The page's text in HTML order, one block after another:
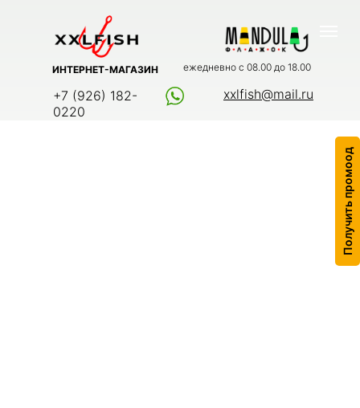
ежедневно с 08.00 до 18.00
xxlfish@mail.ru
+7 (926) 182-
0220
ИНТЕРНЕТ-МАГАЗИН
Получить промоод